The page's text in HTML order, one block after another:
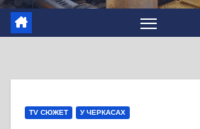
TV СЮЖЕТ У ЧЕРКАСАХ